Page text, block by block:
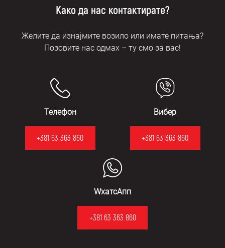
Како да нас контактирате?
Желите да изнајмите возило или имате питања?
Позовите нас одмах – ту смо за вас!
Телефон
+381 63 363 860
Вибер
+381 63 363 860
WхатсАпп
+381 63 363 860